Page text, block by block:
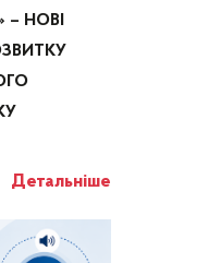
– НОВІ
Детальніше